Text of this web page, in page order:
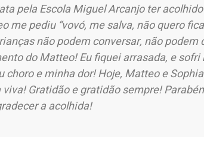
pela Escola Miguel Arcanjo ter
me pediu “vovó, me salva, não quero
não podem conversar, não podem
do Matteo! Eu fiquei arrasada, e
choro e minha dor! Hoje, Matteo e
Gratidão e gratidão sempre!
a acolhida!